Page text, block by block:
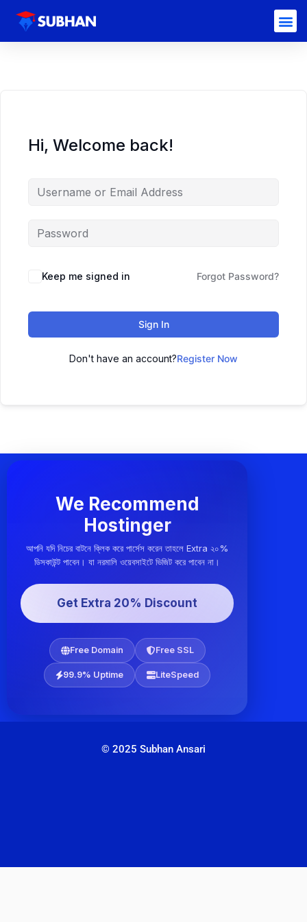
Hi, Welcome back!
Keep me signed in Forgot Password?
Sign In
Don't have an account?Register Now
We Recommend
Hostinger
আপনি যদি নিচের বাটনে ক্লিক করে পার্সেস করেন তাহলে Extra ২০%
ডিসকাউন্ট পাবেন। যা নরমালি ওয়েবসাইটে ভিজিট করে পাবেন না।
Get Extra 20% Discount
Free Domain Free SSL
99.9% Uptime LiteSpeed
© 2025 Subhan Ansari